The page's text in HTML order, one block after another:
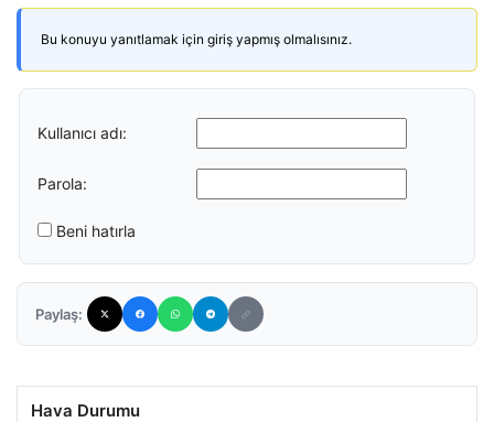
Bu konuyu yanıtlamak için giriş yapmış olmalısınız.
Kullanıcı adı:
Parola:
Beni hatırla
Paylaş:
Hava Durumu